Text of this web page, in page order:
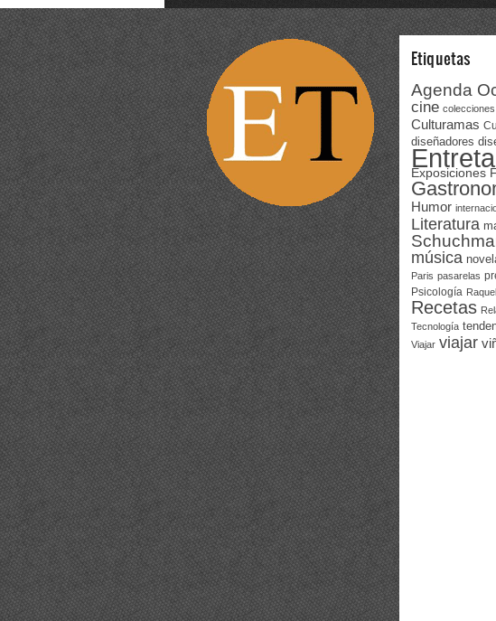
Etiquetas
Agenda
cine colecciones
Culturamas
diseñadores
Exposiciones
Humor
Literatura
música
Paris pasarelas
Psicología
Recetas
Tecnología
Viajar viajar